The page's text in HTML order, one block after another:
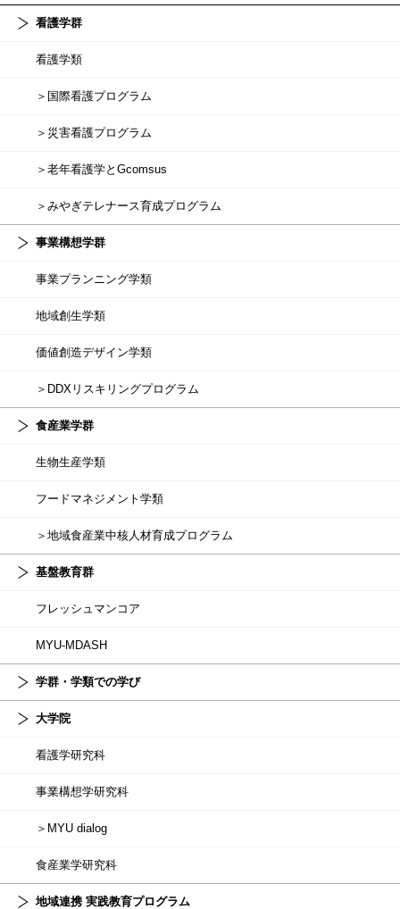
看護学群
看護学類
＞国際看護プログラム
＞災害看護プログラム
＞老年看護学とGcomsus
＞みやぎテレナース育成プログラム
事業構想学群
事業プランニング学類
地域創生学類
価値創造デザイン学類
＞DDXリスキリングプログラム
食産業学群
生物生産学類
フードマネジメント学類
＞地域食産業中核人材育成プログラム
基盤教育群
フレッシュマンコア
MYU-MDASH
学群・学類での学び
大学院
看護学研究科
事業構想学研究科
＞MYU dialog
食産業学研究科
地域連携 実践教育プログラム